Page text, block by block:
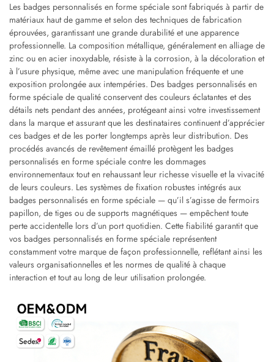
Les badges personnalisés en forme spéciale sont fabriqués à partir de
matériaux haut de gamme et selon des techniques de fabrication
éprouvées, garantissant une grande durabilité et une apparence
professionnelle. La composition métallique, généralement en alliage de
zinc ou en acier inoxydable, résiste à la corrosion, à la décoloration et
à l’usure physique, même avec une manipulation fréquente et une
exposition prolongée aux intempéries. Des badges personnalisés en
forme spéciale de qualité conservent des couleurs éclatantes et des
détails nets pendant des années, protégeant ainsi votre investissement
dans la marque et assurant que les destinataires continuent d’apprécier
ces badges et de les porter longtemps après leur distribution. Des
procédés avancés de revêtement émaillé protègent les badges
personnalisés en forme spéciale contre les dommages
environnementaux tout en rehaussant leur richesse visuelle et la vivacité
de leurs couleurs. Les systèmes de fixation robustes intégrés aux
badges personnalisés en forme spéciale — qu’il s’agisse de fermoirs
papillon, de tiges ou de supports magnétiques — empêchent toute
perte accidentelle lors d’un port quotidien. Cette fiabilité garantit que
vos badges personnalisés en forme spéciale représentent
constamment votre marque de façon professionnelle, reflétant ainsi les
valeurs organisationnelles et les normes de qualité à chaque
interaction et tout au long de leur utilisation prolongée.